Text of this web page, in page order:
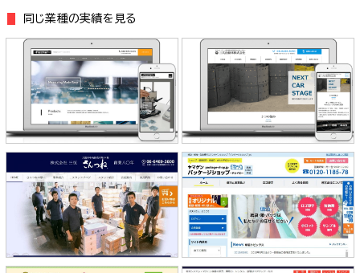
同じ業種の実績を見る
株式会社フィッシャー・インストル
メンツ 様
三共自動車株式会社 様
株式会社 三恒 様
山元紙包装社（パッケージショッ
プ）様